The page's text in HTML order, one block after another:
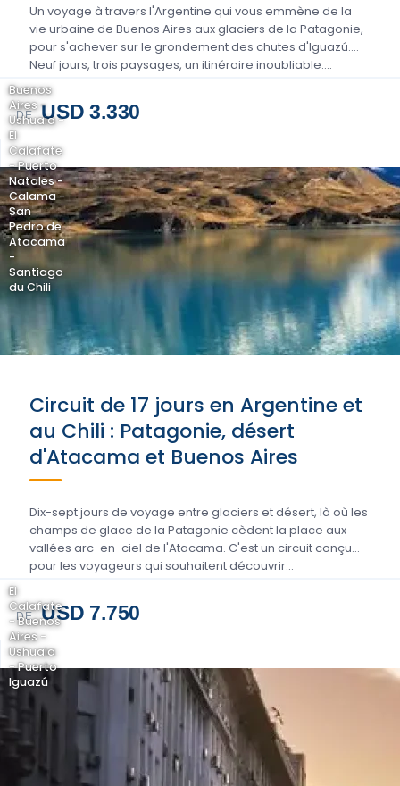
Un voyage à travers l'Argentine qui vous emmène de la
vie urbaine de Buenos Aires aux glaciers de la Patagonie,
pour s'achever sur le grondement des chutes d'Iguazú.
Neuf jours, trois paysages, un itinéraire inoubliable….
DE USD 3.330
Buenos
Aires -
Ushuaia -
El
Calafate
- Puerto
Natales -
Calama -
San
Pedro de
Atacama
-
Santiago
du Chili
Circuit de 17 jours en Argentine et
au Chili : Patagonie, désert
d'Atacama et Buenos Aires
Dix-sept jours de voyage entre glaciers et désert, là où les
champs de glace de la Patagonie cèdent la place aux
vallées arc-en-ciel de l'Atacama. C'est un circuit conçu
pour les voyageurs qui souhaitent découvrir…
DE USD 7.750
El
Calafate
- Buenos
Aires -
Ushuaia
- Puerto
Iguazú